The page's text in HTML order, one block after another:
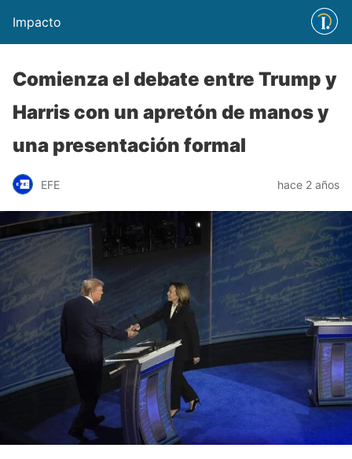
Impacto
Comienza el debate entre Trump y
Harris con un apretón de manos y
una presentación formal
EFE hace 2 años